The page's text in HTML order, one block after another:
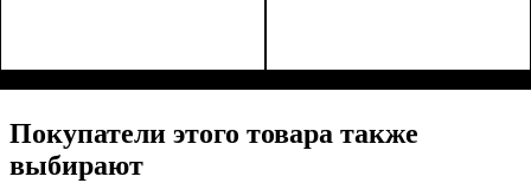
Покупатели этого товара также
выбирают